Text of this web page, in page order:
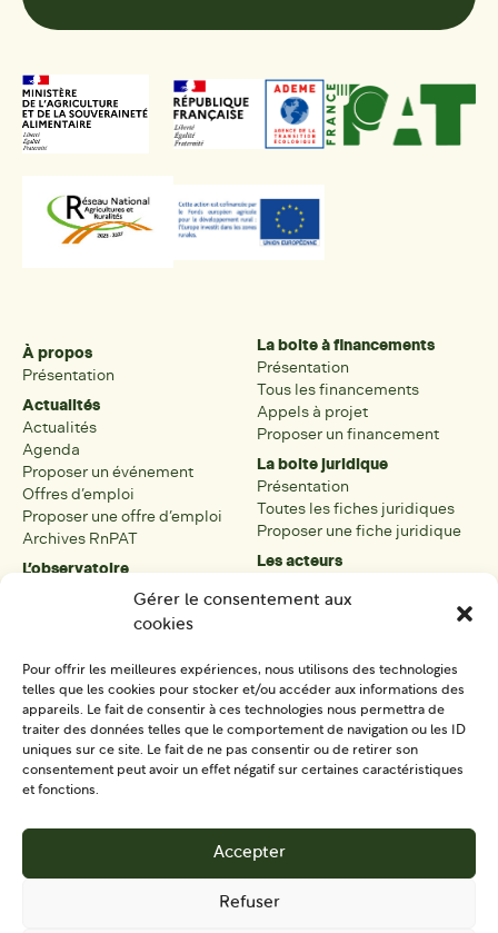
Gérer le consentement aux
cookies
Pour offrir les meilleures expériences, nous utilisons des technologies
telles que les cookies pour stocker et/ou accéder aux informations des
appareils. Le fait de consentir à ces technologies nous permettra de
traiter des données telles que le comportement de navigation ou les ID
uniques sur ce site. Le fait de ne pas consentir ou de retirer son
consentement peut avoir un effet négatif sur certaines caractéristiques
et fonctions.
Accepter
Refuser
À propos
Présentation
Actualités
Actualités
Agenda
Proposer un événement
Offres d’emploi
Proposer une offre d’emploi
Archives RnPAT
L’observatoire
Présentation de l’observatoire
La boîte à outils
Présentation
Tous les outils
Proposer un outil
La boite à financements
Présentation
Tous les financements
Appels à projet
Proposer un financement
La boite juridique
Présentation
Toutes les fiches juridiques
Proposer une fiche juridique
Les acteurs
Tous les acteurs
CONTACT
S'IMPLIQUER